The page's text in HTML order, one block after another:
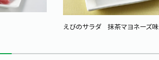
えびのサラダ 抹茶マヨネーズ味